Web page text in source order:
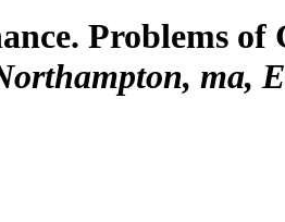
Problems of
ma,